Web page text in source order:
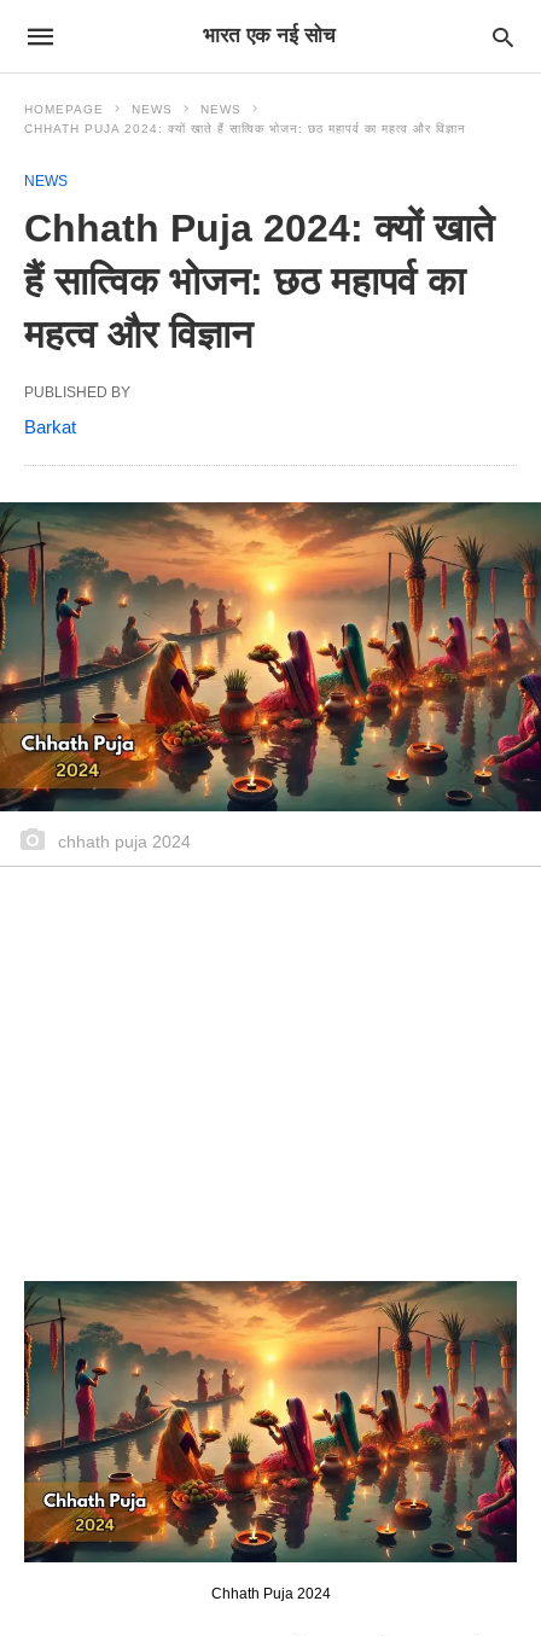
भारत एक नई सोच
HOMEPAGE NEWS
NEWS
CHHATH PUJA 2024: क्यों खाते हैं सात्विक भोजन: छठ महापर्व का महत्व और विज्ञान
NEWS
Chhath Puja 2024: क्यों खाते
हैं सात्विक भोजन: छठ महापर्व का
महत्व और विज्ञान
PUBLISHED BY
Barkat
chhath puja 2024
Chhath Puja 2024